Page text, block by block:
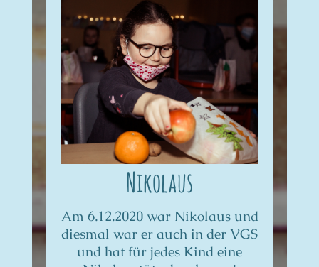
Nikolaus
Am 6.12.2020 war Nikolaus und
diesmal war er auch in der VGS
und hat für jedes Kind eine